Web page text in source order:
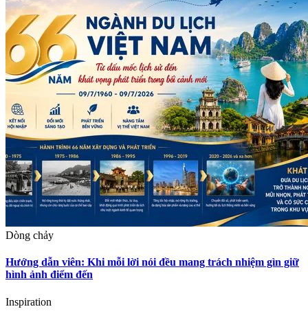
Dòng chảy
Hướng dẫn viên: Khi mỗi lời nói đều mang trách nhiệm gìn giữ
hình ảnh điểm đến
Inspiration